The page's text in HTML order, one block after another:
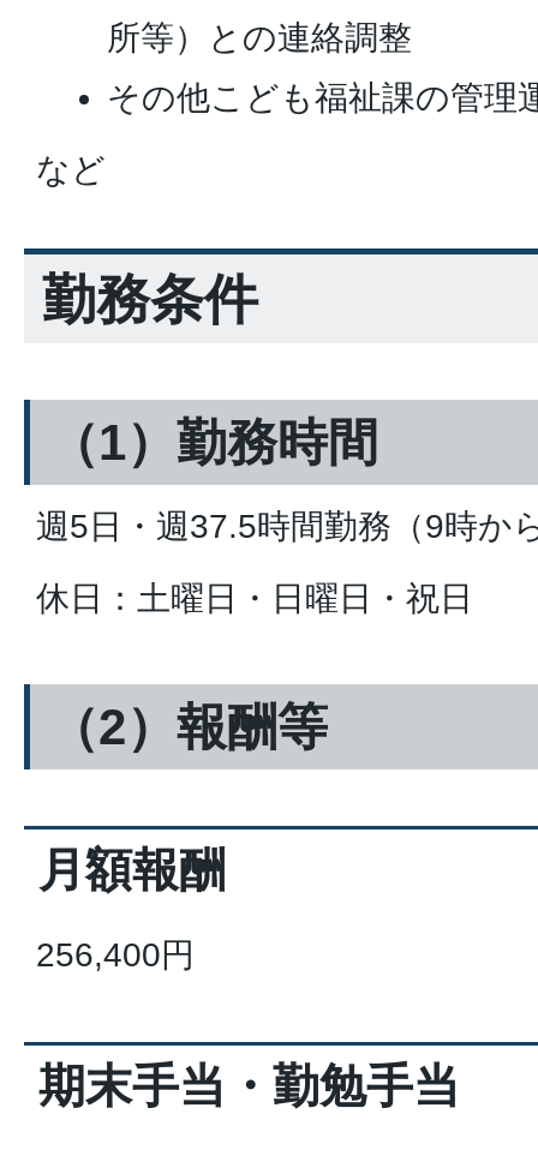
所等）との連絡調整
その他こども福祉課の管理
など
勤務条件
（1）勤務時間
週5日・週37.5時間勤務（9時か
休日：土曜日・日曜日・祝日
（2）報酬等
月額報酬
256,400円
期末手当・勤勉手当